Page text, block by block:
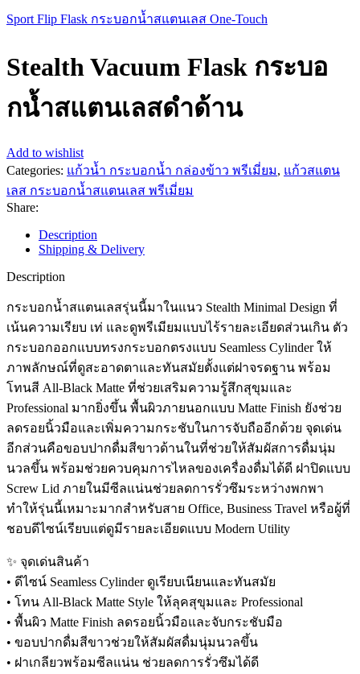
Sport Flip Flask กระบอกน้ำสแตนเลส One-Touch
Stealth Vacuum Flask กระบอ
กน้ำสแตนเลสดำด้าน
Add to wishlist
Categories: แก้วน้ำ กระบอกน้ำ กล่องข้าว พรีเมี่ยม, แก้วสแตน
เลส กระบอกน้ำสแตนเลส พรีเมี่ยม
Share:
Description
Shipping & Delivery
Description
กระบอกน้ำสแตนเลสรุ่นนี้มาในแนว Stealth Minimal Design ที่
เน้นความเรียบ เท่ และดูพรีเมียมแบบไร้รายละเอียดส่วนเกิน ตัว
กระบอกออกแบบทรงกระบอกตรงแบบ Seamless Cylinder ให้
ภาพลักษณ์ที่ดูสะอาดตาและทันสมัยตั้งแต่ฝาจรดฐาน พร้อม
โทนสี All-Black Matte ที่ช่วยเสริมความรู้สึกสุขุมและ
Professional มากยิ่งขึ้น พื้นผิวภายนอกแบบ Matte Finish ยังช่วย
ลดรอยนิ้วมือและเพิ่มความกระชับในการจับถืออีกด้วย จุดเด่น
อีกส่วนคือขอบปากดื่มสีขาวด้านในที่ช่วยให้สัมผัสการดื่มนุ่ม
นวลขึ้น พร้อมช่วยควบคุมการไหลของเครื่องดื่มได้ดี ฝาปิดแบบ
Screw Lid ภายในมีซีลแน่นช่วยลดการรั่วซึมระหว่างพกพา
ทำให้รุ่นนี้เหมาะมากสำหรับสาย Office, Business Travel หรือผู้ที่
ชอบดีไซน์เรียบแต่ดูมีรายละเอียดแบบ Modern Utility
✨ จุดเด่นสินค้า
• ดีไซน์ Seamless Cylinder ดูเรียบเนียนและทันสมัย
• โทน All-Black Matte Style ให้ลุคสุขุมและ Professional
• พื้นผิว Matte Finish ลดรอยนิ้วมือและจับกระชับมือ
• ขอบปากดื่มสีขาวช่วยให้สัมผัสดื่มนุ่มนวลขึ้น
• ฝาเกลียวพร้อมซีลแน่น ช่วยลดการรั่วซึมได้ดี